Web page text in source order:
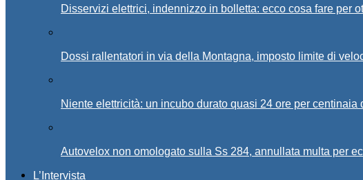
Disservizi elettrici, indennizzo in bolletta: ecco cosa fare per
Dossi rallentatori in via della Montagna, imposto limite di
Niente elettricità: un incubo durato quasi 24 ore per centinaia
Autovelox non omologato sulla Ss 284, annullata multa per
L’Intervista